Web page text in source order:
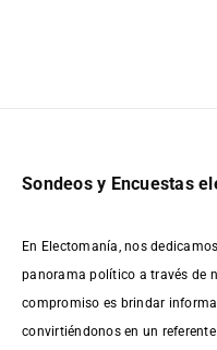
Sondeos y Encuestas
En Electomanía, nos
panorama político a través de
compromiso es brindar
convirtiéndonos en un